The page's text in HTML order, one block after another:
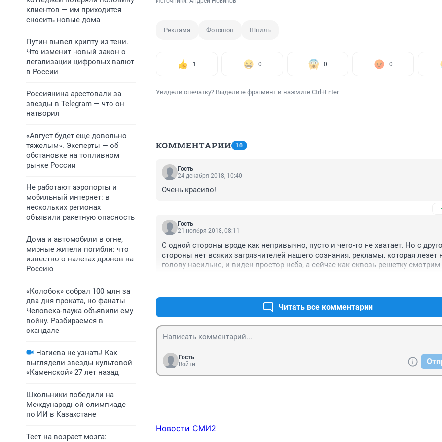
клиентов — им приходится
сносить новые дома
Путин вывел крипту из тени.
Что изменит новый закон о
легализации цифровых валют
в России
Россиянина арестовали за
звезды в Telegram — что он
натворил
«Август будет еще довольно
тяжелым». Эксперты — об
обстановке на топливном
рынке России
Не работают аэропорты и
мобильный интернет: в
нескольких регионах
объявили ракетную опасность
Дома и автомобили в огне,
мирные жители погибли: что
известно о налетах дронов на
Россию
«Колобок» собрал 100 млн за
два дня проката, но фанаты
Человека-паука объявили ему
войну. Разбираемся в
скандале
Нагиева не узнать! Как
выглядели звезды культовой
«Каменской» 27 лет назад
Школьники победили на
Международной олимпиаде
по ИИ в Казахстане
Тест на возраст мозга:
Реклама Фотошоп Шпиль
1 0 0 0
Увидели опечатку? Выделите фрагмент и нажмите Ctrl+Enter
КОММЕНТАРИИ 10
Гость
24 декабря 2018, 10:40
Очень красиво!
Гость
21 ноября 2018, 08:11
С одной стороны вроде как непривычно, пусто и чего-то не хватает. Но с
стороны нет всяких загрязнителей нашего сознания, рекламы, которая лезет
голову насильно, и виден простор неба, а сейчас как сквозь решетку смотрим
Читать все комментарии
Гость
Войти
Новости СМИ2